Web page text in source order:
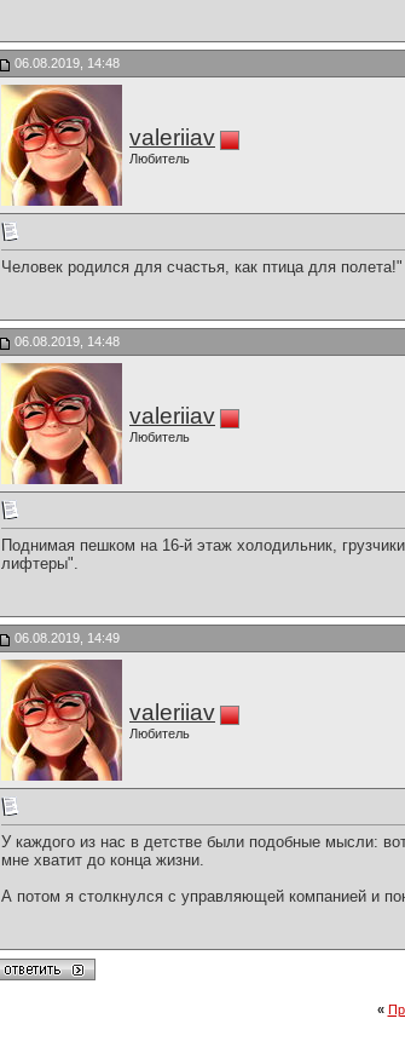
06.08.2019, 14:48
valeriiav
Любитель
Человек родился для счастья, как птица для
06.08.2019, 14:48
valeriiav
Любитель
Поднимая пешком на 16-й этаж холодильник,
лифтеры".
06.08.2019, 14:49
valeriiav
Любитель
У каждого из нас в детстве были подобные мысли:
мне хватит до конца жизни.
А потом я столкнулся с управляющей компанией и
«